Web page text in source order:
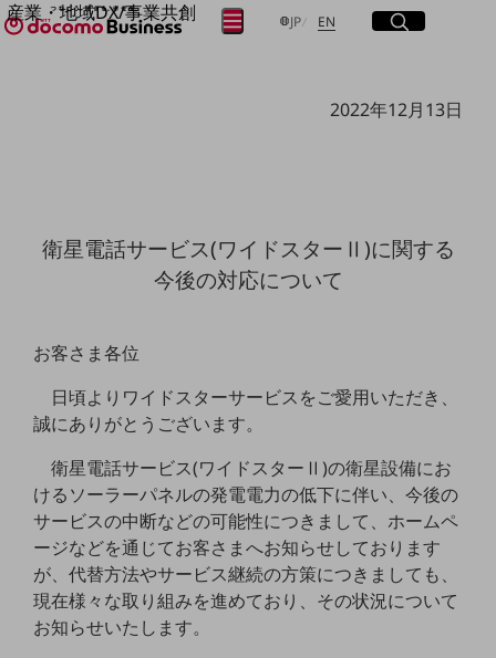
産業・地域DX/事業共創
OPEN HUB for Plural Futures
産業・地域DXプラットフォーマーとして
企業と地域が持続成長する社会を目指します
Smart Healthcare
Smart Industry
Smart Worksite
生成AI(Generative AI)
地域社会を支える皆さまと地域課題の解決や
地域経済のさらなる活性化に取り組みます
自治体・地域社会との共創
LGPF(Local Government Platform)
別ウィンドウで開きます
JP日本語
EN Englishサイト内検索
開く
メニュー
開く
取り組みを検索
2022年12月13日
衛星電話サービス(ワイドスターⅡ)に関する
今後の対応について
お客さま各位
日頃よりワイドスターサービスをご愛用いただき、
誠にありがとうございます。
衛星電話サービス(ワイドスターⅡ)の衛星設備にお
けるソーラーパネルの発電電力の低下に伴い、今後の
サービスの中断などの可能性につきまして、ホームペ
ージなどを通じてお客さまへお知らせしております
が、代替方法やサービス継続の方策につきましても、
現在様々な取り組みを進めており、その状況について
お知らせいたします。